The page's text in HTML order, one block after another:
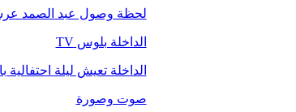
لحظة وصول عبد الصمد
الداخلة بلوس TV
الداخلة تعيش ليلة
صوت وصورة